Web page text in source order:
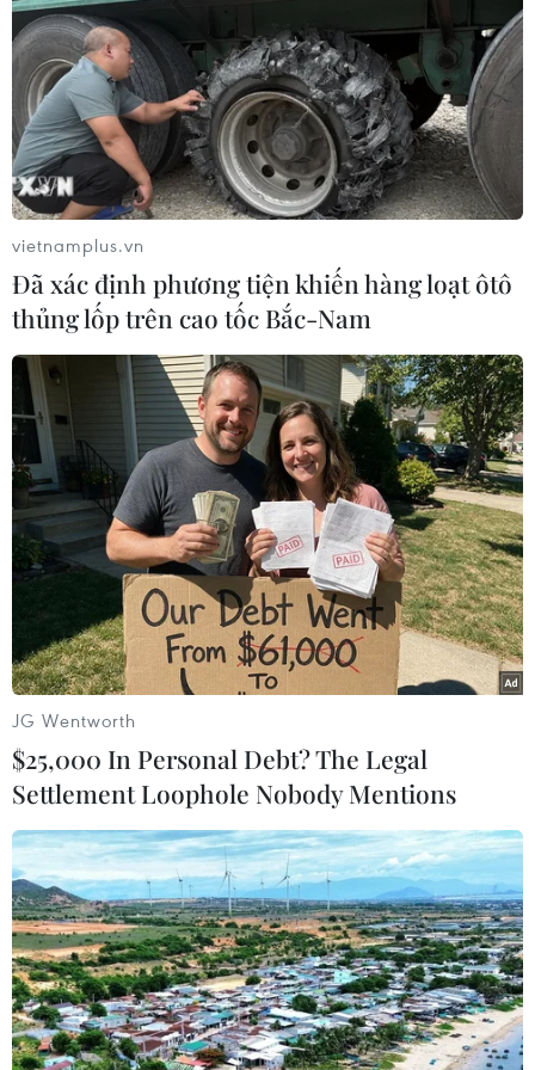
120 đại biểu đến từ 11 quốc gia tham
dự Diễn đàn ASEAN-OSHNET tại Đà
Nẵng
07/07/2026 03:33
Xem thêm
CƠ QUAN CHỦ QUẢN: THÔNG TẤN XÃ VIỆT NAM
Tổng Biên tập: TRẦN TIẾN DUẨN
Phó Tổng Biên tập: NGUYỄN THỊ TÁM, KHÚC THANH
THỦY
Sở hữu trí tuệ
Quy định sử dụng
RSS
Hỗ trợ
Ngôn ngữ
TTXVN
Dịch vụ tin
Quảng cáo
Liên hệ
Giấy phép số: 1374/GP-BTTTT do Bộ Thông tin và Truyền thông
cấp ngày 11/9/2008.
Quảng cáo: Phó TBT Nguyễn Thị Tám: 093.5958688, Email:
tamvna@gmail.com
Điện thoại: (024) 39411349 - (024) 39411348, Fax: (024)
39411348
Email:vietnamplus2008@gmail.com
vietnamplus.vn
Đã xác định phương tiện khiến hàng loạt ôtô
thủng lốp trên cao tốc Bắc-Nam
JG Wentworth
$25,000 In Personal Debt? The Legal
Settlement Loophole Nobody Mentions